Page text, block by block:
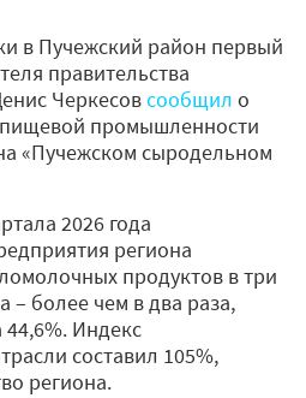
в Пучежский район первый
правительства
Черкесовсообщил о
пищевой промышленности
«Пучежском сыродельном
2026 года
региона
продуктов в три
– более чем в два раза,
44,6%. Индекс
составил 105%,
региона.